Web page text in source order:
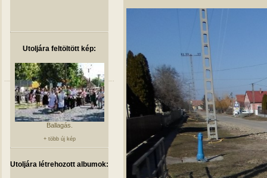
Utoljára feltöltött kép:
Ballagás.
+ több új kép
Utoljára létrehozott albumok: